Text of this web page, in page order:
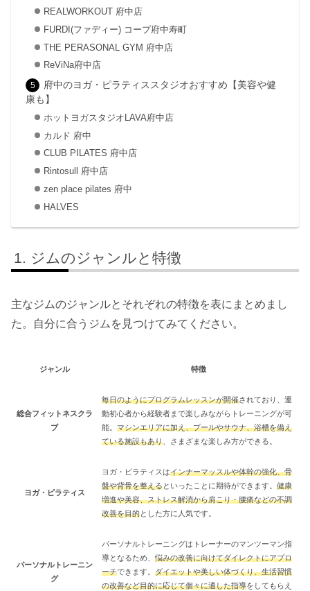
REALWORKOUT 府中店
FURDI(ファディー) コープ府中寿町
THE PERASONAL GYM 府中店
ReViNa府中店
府中のヨガ・ピラティススタジオおすすめ【美容や健
康も】
ホットヨガスタジオLAVA府中店
カルド 府中
CLUB PILATES 府中店
Rintosull 府中店
zen place pilates 府中
HALVES
ジムのジャンルと特徴
主なジムのジャンルとそれぞれの特徴を表にまとめまし
た。自分に合うジムを見つけてみてください。
ジャンル 特徴
総合フィットネスクラ
ブ
毎日のようにプログラムレッスンが開催されており、運
動初心者から経験者まで楽しみながらトレーニングが可
能。 マシンエリアに加え、プールやサウナ、浴槽を備え
ている施設もあり 、さまざまな楽しみ方ができる。
ヨガ・ピラティス
ヨガ・ピラティスはインナーマッスルや体幹の強化、骨
盤や背骨を整えるといったことに期待ができます。 健康
増進や美容、ストレス解消から肩こり・腰痛などの不調
改善を目的とした方に人気です。
パーソナルトレーニン
グ
パーソナルトレーニングはトレーナーのマンツーマン指
導となるため、悩みの改善に向けてダイレクトにアプロ
ーチできます。 ダイエットや美しい体づくり、生活習慣
の改善など目的に応じて個々に適した指導をしてもらえ